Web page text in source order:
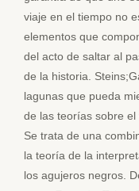
viaje en el tiempo no
elementos que
del acto de saltar al
de la historia.
lagunas que pueda
de las teorías sobre el
Se trata de una
la teoría de la
los agujeros negros.